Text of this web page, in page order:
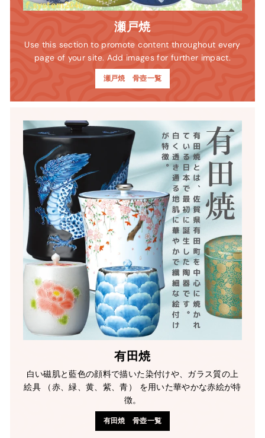
瀬戸焼
Use this section to promote content throughout every
page of your site. Add images for further impact.
瀬戸焼 骨壺一覧
有田焼
白い磁肌と藍色の顔料で描いた染付けや、ガラス質の上
絵具 （赤、緑、黄、紫、青） を用いた華やかな赤絵が特
徴。
有田焼 骨壺一覧